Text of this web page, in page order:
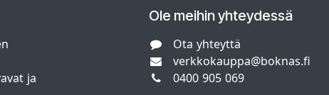
ja
Ole meihin yhteydessä
Ota yhteyttä
verkkokauppa@boknas.fi
0400 905 069